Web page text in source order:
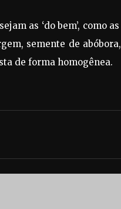
as ‘do bem’, como
semente de
de forma homogênea.